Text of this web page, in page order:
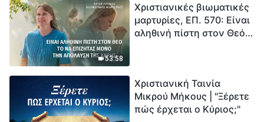
εξαφάνισης». Οι
καταστροφές χτυπούν.
Ξεκινά η αντίστροφη
53:58
Χριστιανικές βιωματικές
μαρτυρίες, ΕΠ. 570: Είναι
αληθινή πίστη στον Θεό
Χριστιανική Ταινία
Μικρού Μήκους | "Ξέρετε
πώς έρχεται ο Κύριος;"